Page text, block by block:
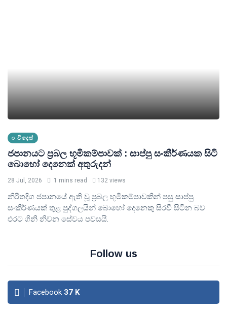
විදෙස්
ජපානයට ප්‍රබල භූමිකම්පාවක් : සාප්පු සංකීර්ණයක සිටි
බොහෝ දෙනෙක් අතුරුදන්
28 Jul, 2026 1 mins read 132 views
නිරිතදිග ජපානයේ ඇති වූ ප්‍රබල භූමිකම්පාවකින් පසු සාප්පු
සංකීර්ණයක් තුළ පුද්ගලයින් බොහෝ දෙනෙකු සිරවී සිටින බව
එරට ගිනි නිවන සේවය පවසයි.
Follow us
Facebook 37 K